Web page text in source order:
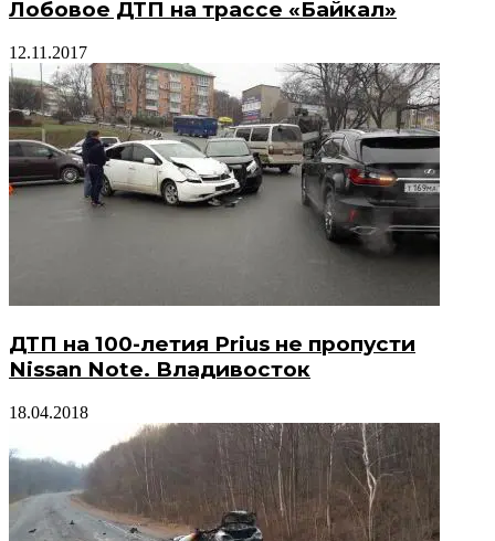
Лобовое ДТП на трассе «Байкал»
12.11.2017
ДТП на 100-летия Prius не пропусти
Nissan Note. Владивосток
18.04.2018